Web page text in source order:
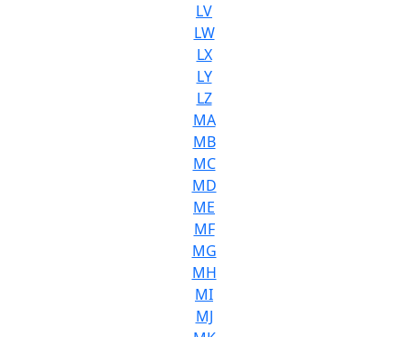
LV
LW
LX
LY
LZ
MA
MB
MC
MD
ME
MF
MG
MH
MI
MJ